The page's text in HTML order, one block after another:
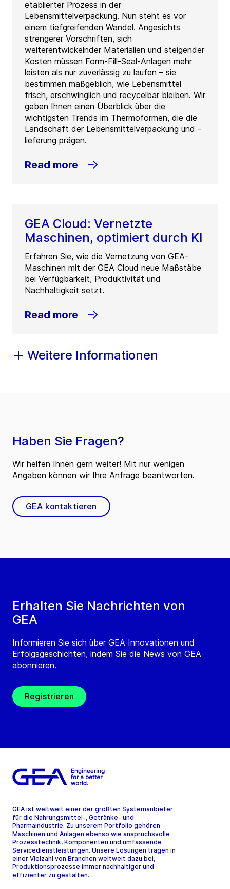
etablierter Prozess in der
Lebensmittelverpackung. Nun steht es vor
einem tiefgreifenden Wandel. Angesichts
strengerer Vorschriften, sich
weiterentwickelnder Materialien und steigender
Kosten müssen Form-Fill-Seal-Anlagen mehr
leisten als nur zuverlässig zu laufen – sie
bestimmen maßgeblich, wie Lebensmittel
frisch, erschwinglich und recycelbar bleiben. Wir
geben Ihnen einen Überblick über die
wichtigsten Trends im Thermoformen, die die
Landschaft der Lebensmittelverpackung und -
lieferung prägen.
Read more
GEA Cloud: Vernetzte
Maschinen, optimiert durch KI
Erfahren Sie, wie die Vernetzung von GEA-
Maschinen mit der GEA Cloud neue Maßstäbe
bei Verfügbarkeit, Produktivität und
Nachhaltigkeit setzt.
Read more
Weitere Informationen
Erhalten Sie Nachrichten von
GEA
Informieren Sie sich über GEA Innovationen und
Erfolgsgeschichten, indem Sie die News von GEA
abonnieren.
Registrieren
Haben Sie Fragen?
Wir helfen Ihnen gern weiter! Mit nur wenigen
Angaben können wir Ihre Anfrage beantworten.
GEA kontaktieren
GEA ist weltweit einer der größten Systemanbieter
für die Nahrungsmittel-, Getränke- und
Pharmaindustrie. Zu unserem Portfolio gehören
Maschinen und Anlagen ebenso wie anspruchsvolle
Prozesstechnik, Komponenten und umfassende
Servicedienstleistungen. Unsere Lösungen tragen in
einer Vielzahl von Branchen weltweit dazu bei,
Produktionsprozesse immer nachhaltiger und
effizienter zu gestalten.